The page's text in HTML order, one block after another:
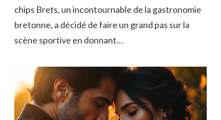
chips Brets, un incontournable de la gastronomie
bretonne, a décidé de faire un grand pas sur la
scène sportive en donnant…